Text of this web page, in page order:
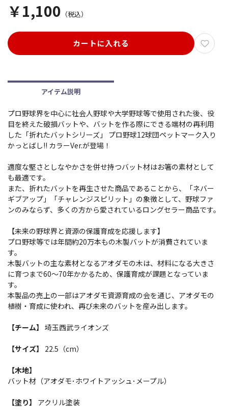
￥1,100 （税込）
カートに入れる
アイテム説明
プロ野球界を中心に社会人野球や大学野球等で使用された後、役
目を終えた破損バットや、バットを作る際にできる端材の再利用
した「折れたバットシリーズ」 プロ野球12球団ペットマーク入り
かっとばし!! カラーVer.が登場！
適度な堅さとしなやかさを併せ持つバット材はお箸の素材として
も最適です。
また、折れたバットを再生させた商品であることから、「ネバー
ギブアップ」「チャレンジスピリット」の象徴として、野球ファ
ンのみならず、多くの方から愛されているロングセラー商品です。
【未来の野球界と資源の保護育成を応援します】
プロ野球等では年間約20万本もの木製バットが消費されていま
す。
木製バットの主な素材となるアオダモの木は、材料になる大きさ
に育つまで60～70年かかるため、保護育成が課題となっていま
す。
本製品の売上の一部はアオダモ資源育成の会を通じ、アオダモの
植樹・育成に使われ、再び未来のバットを産み出します。
【チーム】 埼玉西武ライオンズ
【サイズ】 22.5（cm）
【木地】
バット材（アオダモ･ホワイトアッシュ･メープル）
【塗り】 アクリル塗装